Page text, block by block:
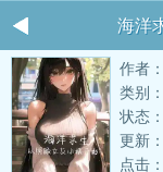
海洋
作者
类别
状态
更新
点击